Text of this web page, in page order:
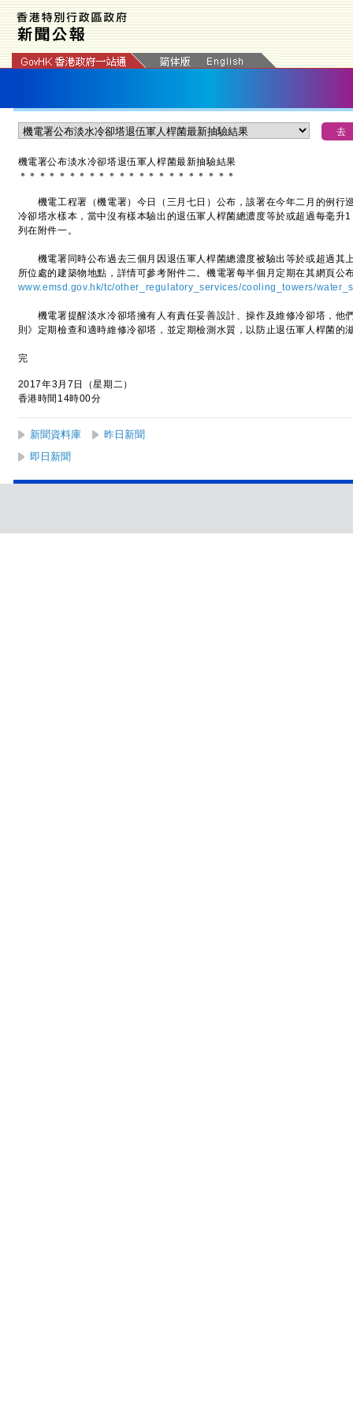
機電署公布淡水冷卻塔退伍軍人桿菌最新抽驗結果
＊ ＊ ＊ ＊ ＊ ＊ ＊ ＊ ＊ ＊ ＊ ＊ ＊ ＊ ＊ ＊ ＊ ＊ ＊ ＊ ＊ ＊
機電工程署（機電署）今日（三月七日）公布，該署在今年二月的例行
冷卻塔水樣本，當中沒有樣本驗出的退伍軍人桿菌總濃度等於或超過每毫升
列在附件一。
機電署同時公布過去三個月因退伍軍人桿菌總濃度被驗出等於或超過其
所位處的建築物地點，詳情可參考附件二。機電署每半個月定期在其網頁公
www.emsd.gov.hk/tc/other_regulatory_services/cooling_towers/
機電署提醒淡水冷卻塔擁有人有責任妥善設計、操作及維修冷卻塔，他
則》定期檢查和適時維修冷卻塔，並定期檢測水質，以防止退伍軍人桿菌的
完
2017年3月7日（星期二）
香港時間14時00分
新聞資料庫
昨日新聞
即日新聞